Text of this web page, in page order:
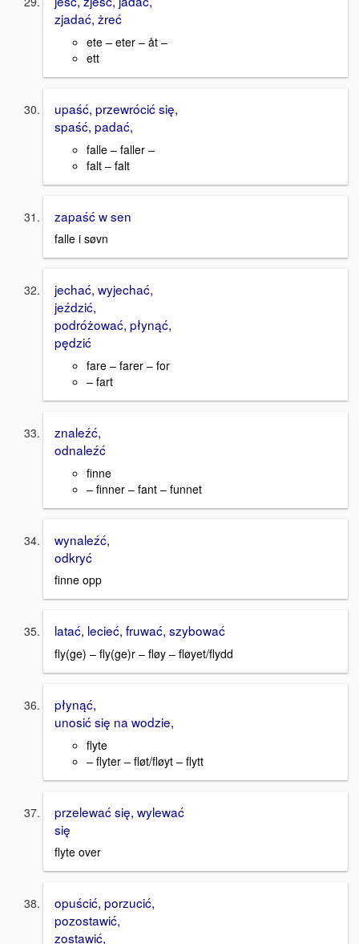
zjadać, żreć
ete – eter – åt –
ett
upaść, przewrócić się,
spaść, padać,
falle – faller –
falt – falt
zapaść w sen
falle i søvn
jechać, wyjechać,
jeździć,
podróżować, płynąć,
pędzić
fare – farer – for
– fart
znaleźć,
odnaleźć
finne
– finner – fant – funnet
wynaleźć,
odkryć
finne opp
latać, lecieć, fruwać, szybować
fly(ge) – fly(ge)r – fløy – fløyet/flydd
płynąć,
unosić się na wodzie,
flyte
– flyter – fløt/fløyt – flytt
przelewać się, wylewać
się
flyte over
opuścić, porzucić,
pozostawić,
zostawić,